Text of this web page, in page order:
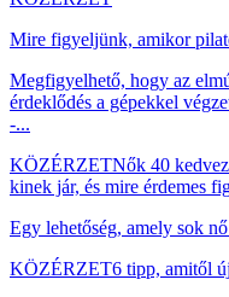
Mire figyeljünk, amikor
Megfigyelhető, hogy az
érdeklődés a gépekkel
-...
KÖZÉRZETNők 40
kinek jár, és mire érdemes
Egy lehetőség, amely sok
KÖZÉRZET6 tipp, amitől